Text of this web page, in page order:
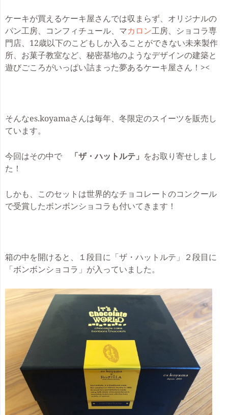
ケーキが買えるケーキ屋さんでは収まらず、オリジナルの
パン工房、コンフィチュール、マカロン工房、ショコラ専
門店、12歳以下のこどもしか入ることができない未来製作
所、お菓子教室など、秘密基地のようなデザインの建築と
遊びごころがいっぱい詰まった夢あるケーキ屋さん！><
そんなes.koyamaさんは毎年、冬限定のスイーツを販売し
ています。
今回はその中で 「ザ・ハットルテ」 をお取り寄せしまし
た！
しかも、このセットは世界的なチョコレートのコンクール
で受賞したボンボンショコラも付いてきます！
箱の中を開けると、１段目に「ザ・ハットルテ」２段目に
「ボンボンショコラ」が入っていました。